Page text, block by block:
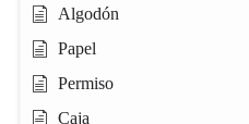
Algodón
Papel
Permiso
Caja